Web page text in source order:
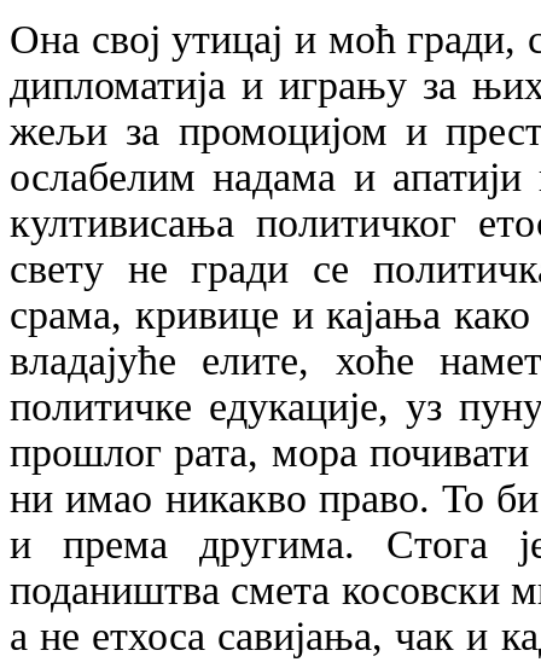
Она свој утицај и моћ гради,
дипломатија и игрању за
жељи за промоцијом и
ослабелим надама и
култивисања политичког
свету не гради се
срама, кривице и кајања
владајуће елите, хоће
политичке едукације, уз
прошлог рата, мора почивати
ни имао никакво право. То
и према другима. Стога
подаништва смета косовски
а не етхоса савијања, чак и